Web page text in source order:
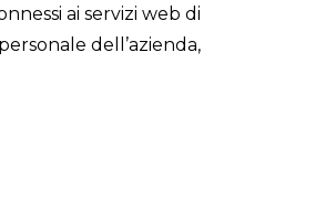
ai servizi web di
dell’azienda,